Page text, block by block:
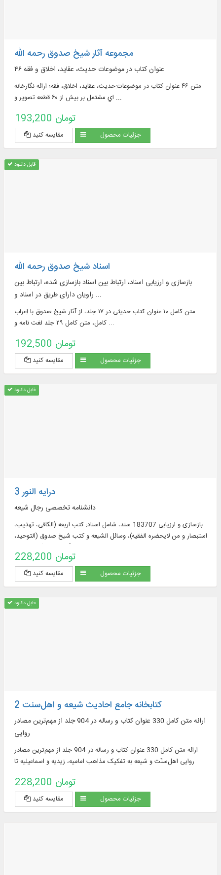
مجموعه آثار شیخ صدوق رحمه الله
۴۶ عنوان کتاب در موضوعات حدیث، عقاید، اخلاق و فقه
متن ۴۶ عنوان کتاب در موضوعات:حديث، عقايد، اخلاق، فقه؛ ارائه نگارخانه
اي مشتمل بر بيش از ۶۰ قطعه تصوير و ...
193,200 تومان
مقایسه کنید جزئیات محصول
قابل دانلود
اسناد شیخ صدوق رحمه الله
بازسازی و ارزیابی اسناد، ارتباط بین اسناد بازسازی شده، ارتباط بین
راویان دارای طریق در اسناد و ...
متن کامل ۱۰ عنوان كتاب حدیثی در ۱۷ جلد، از آثار شیخ صدوق با اِعراب
كامل، متن کامل ۲۹ جلد لغت‌ نامه و ...
192,500 تومان
مقایسه کنید جزئیات محصول
قابل دانلود
درایه النور 3
دانشنامه تخصصی رجال شیعه
بازسازی و ارزیابی 183707 سند، شامل اسناد: کتب اربعه (الکافی، تهذیب،
استبصار و من لایحضره الفقیه)، وسائل الشیعه و کتب شیخ صدوق (التوحید،
228,200 تومان
مقایسه کنید جزئیات محصول
قابل دانلود
کتابخانه جامع احادیث شیعه و اهل‌‌سنت 2
ارائه متن کامل 330 عنوان کتاب و رساله در 904 جلد از مهم‌ترین مصادر
روایی
ارائه متن کامل 330 عنوان کتاب و رساله در 904 جلد از مهم‌ترین مصادر
روایی اهل‌سنّت و شیعه به تفکیک مذاهب امامیه، زیدیه و اسماعیلیه تا
228,200 تومان
مقایسه کنید جزئیات محصول